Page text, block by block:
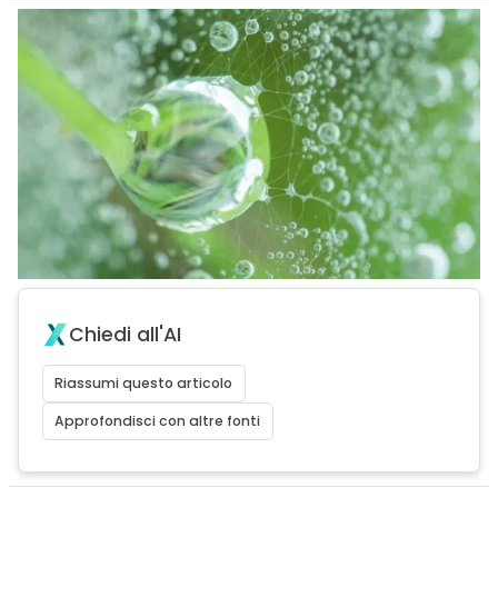
Chiedi all'AI
Riassumi questo articolo
Approfondisci con altre fonti